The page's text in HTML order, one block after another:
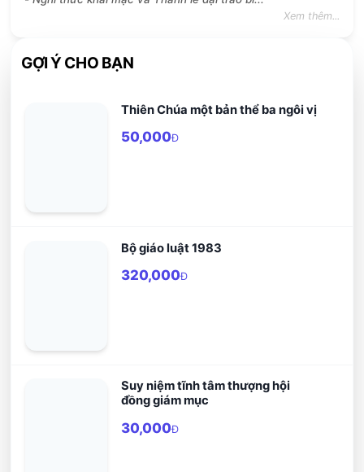
Xem thêm...
GỢI Ý CHO BẠN
Thiên Chúa một bản thể ba ngôi vị
50,000Đ
Bộ giáo luật 1983
320,000Đ
Suy niệm tĩnh tâm thượng hội
đồng giám mục
30,000Đ